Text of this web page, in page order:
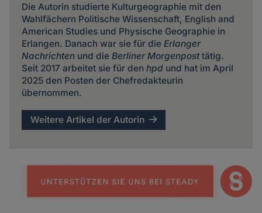
Die Autorin studierte Kulturgeographie mit den
Wahlfächern Politische Wissenschaft, English and
American Studies und Physische Geographie in
Erlangen. Danach war sie für die Erlanger
Nachrichtenund die Berliner Morgenposttätig.
Seit 2017 arbeitet sie für den hpdund hat im April
2025 den Posten der Chefredakteurin
übernommen.
Weitere Artikel der Autorin